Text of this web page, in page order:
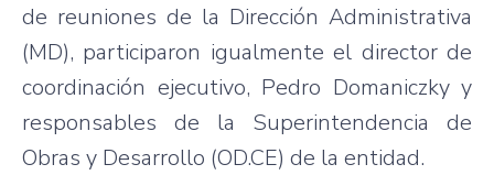
de reuniones de la Dirección Administrativa
(MD), participaron igualmente el director de
coordinación ejecutivo, Pedro Domaniczky y
responsables de la Superintendencia de
Obras y Desarrollo (OD.CE) de la entidad.